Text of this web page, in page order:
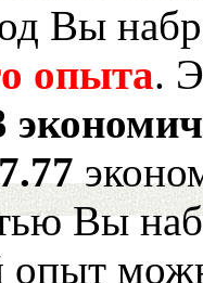
Вы
опыта.
Вы